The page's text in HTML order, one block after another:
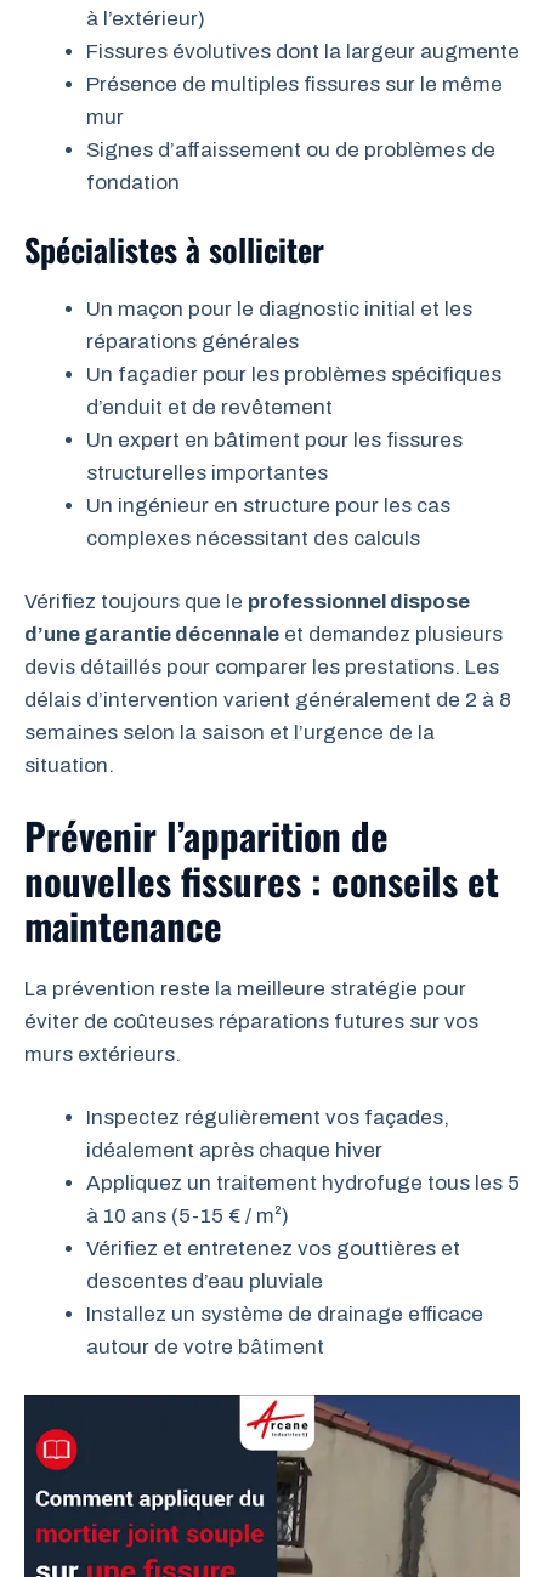
à l’extérieur)
Fissures évolutives dont la largeur augmente
Présence de multiples fissures sur le même
mur
Signes d’affaissement ou de problèmes de
fondation
Spécialistes à solliciter
Un maçon pour le diagnostic initial et les
réparations générales
Un façadier pour les problèmes spécifiques
d’enduit et de revêtement
Un expert en bâtiment pour les fissures
structurelles importantes
Un ingénieur en structure pour les cas
complexes nécessitant des calculs
Vérifiez toujours que le professionnel dispose
d’une garantie décennale et demandez plusieurs
devis détaillés pour comparer les prestations. Les
délais d’intervention varient généralement de 2 à 8
semaines selon la saison et l’urgence de la
situation.
Prévenir l’apparition de
nouvelles fissures : conseils et
maintenance
La prévention reste la meilleure stratégie pour
éviter de coûteuses réparations futures sur vos
murs extérieurs.
Inspectez régulièrement vos façades,
idéalement après chaque hiver
Appliquez un traitement hydrofuge tous les 5
à 10 ans (5-15 € / m²)
Vérifiez et entretenez vos gouttières et
descentes d’eau pluviale
Installez un système de drainage efficace
autour de votre bâtiment